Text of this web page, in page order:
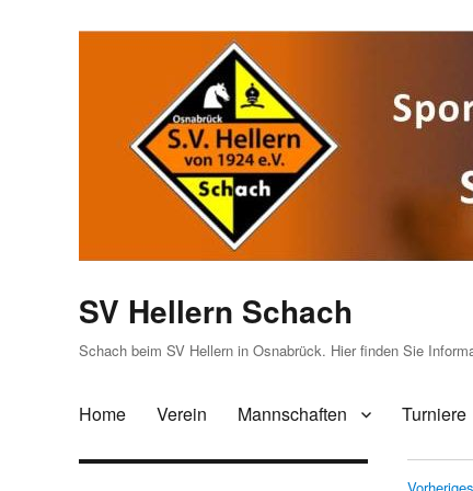
SV Hellern Schach
Schach beim SV Hellern in Osnabrück. Hier finden Sie
Home Verein Mannschaften Turniere